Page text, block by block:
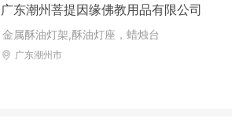
广东潮州菩提因缘佛教用品有限公司
金属酥油灯架,酥油灯座，蜡烛台
广东潮州市